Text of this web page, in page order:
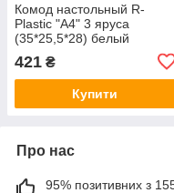
Комод настольный R-
Plastic "А4" 3 яруса
(35*25,5*28) белый
421 ₴
Купити
Про нас
95% позитивних з 155